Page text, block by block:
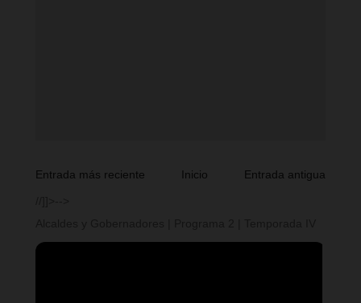
Entrada más reciente Entrada antigua
Inicio